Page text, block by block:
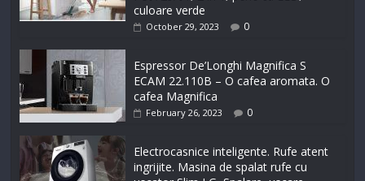
culoare verde
October 29, 2023 0
Espressor De’Longhi Magnifica S
ECAM 22.110B – O cafea aromata. O
cafea Magnifica
February 26, 2023 0
Electrocasnice inteligente. Rufe atent
ingrijite. Masina de spalat rufe cu